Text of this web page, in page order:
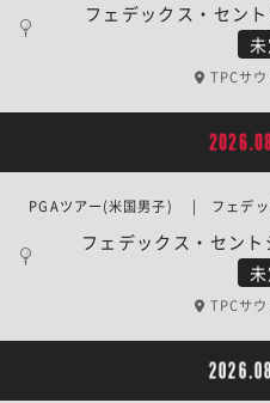
フェデックス・セン
TPCサ
フェデックス・セン
PGAツアー(米国男子) | フェデッ
TPCサ